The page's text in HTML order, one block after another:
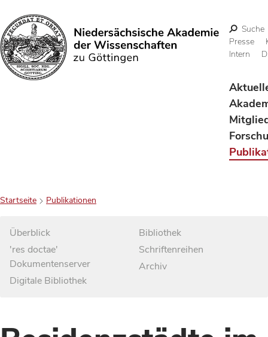
Suchen
Suche
Presse
Intern
Startseite Publikationen
Überblick
'res doctae'
Dokumentenserver
Digitale Bibliothek
Bibliothek
Schriftenreihen
Archiv